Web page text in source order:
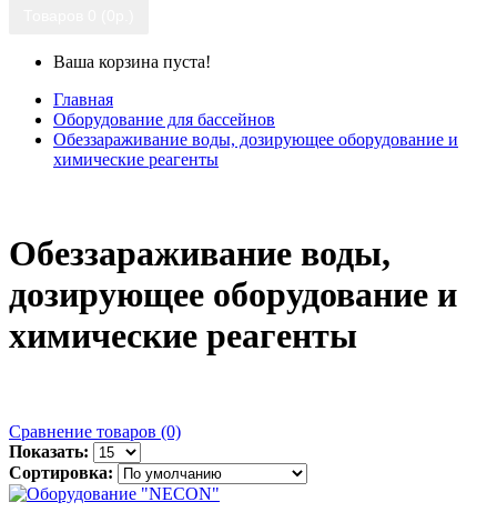
Ваша корзина пуста!
Главная
Оборудование для бассейнов
Обеззараживание воды, дозирующее оборудование и
химические реагенты
Обеззараживание воды,
дозирующее оборудование и
химические реагенты
Сравнение товаров (0)
Показать:
Сортировка: